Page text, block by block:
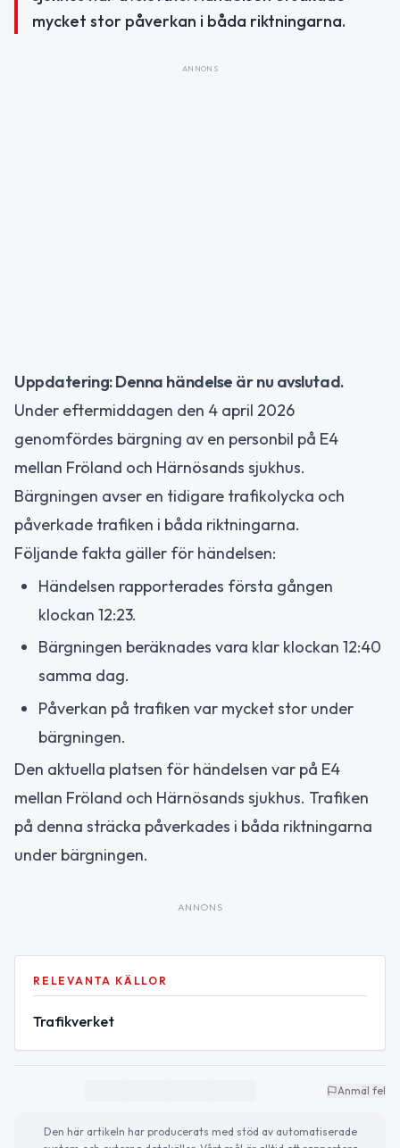
mycket stor påverkan i båda riktningarna.
ANNONS
Uppdatering: Denna händelse är nu avslutad.
Under eftermiddagen den 4 april 2026
genomfördes bärgning av en personbil på E4
mellan Fröland och Härnösands sjukhus.
Bärgningen avser en tidigare trafikolycka och
påverkade trafiken i båda riktningarna.
Följande fakta gäller för händelsen:
Händelsen rapporterades första gången
klockan 12:23.
Bärgningen beräknades vara klar klockan 12:40
samma dag.
Påverkan på trafiken var mycket stor under
bärgningen.
Den aktuella platsen för händelsen var på E4
mellan Fröland och Härnösands sjukhus. Trafiken
på denna sträcka påverkades i båda riktningarna
under bärgningen.
ANNONS
RELEVANTA KÄLLOR
Trafikverket
Anmäl fel
Den här artikeln har producerats med stöd av automatiserade